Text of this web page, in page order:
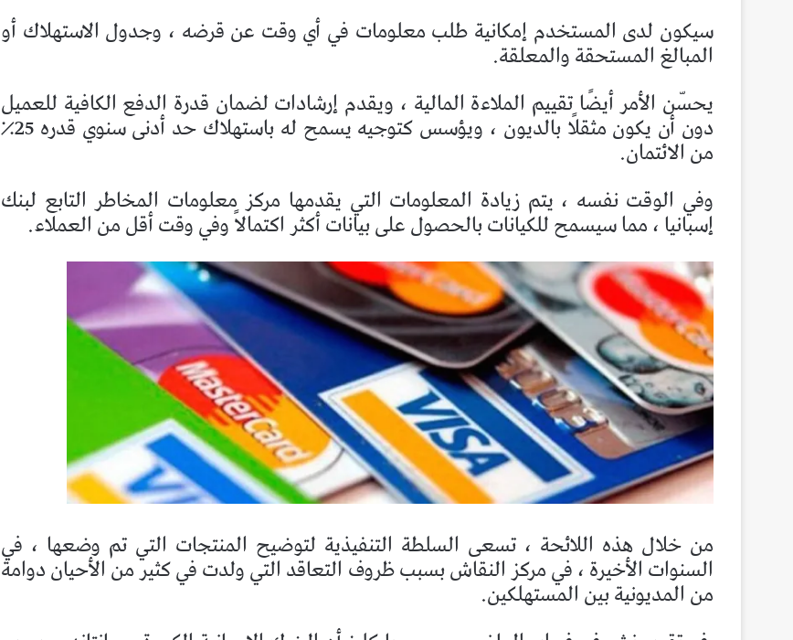
سيكون لدى المستخدم إمكانية طلب معلومات في أي وقت عن قرضه ، وجدول الاستهلاك أو
المبالغ المستحقة والمعلقة.
يحسّن الأمر أيضًا تقييم الملاءة المالية ، ويقدم إرشادات لضمان قدرة الدفع الكافية للعميل
دون أن يكون مثقلًا بالديون ، ويؤسس كتوجيه يسمح له باستهلاك حد أدنى سنوي قدره 25٪
من الائتمان.
وفي الوقت نفسه ، يتم زيادة المعلومات التي يقدمها مركز معلومات المخاطر التابع لبنك
إسبانيا ، مما سيسمح للكيانات بالحصول على بيانات أكثر اكتمالاً وفي وقت أقل من العملاء.
من خلال هذه اللائحة ، تسعى السلطة التنفيذية لتوضيح المنتجات التي تم وضعها ، في
السنوات الأخيرة ، في مركز النقاش بسبب ظروف التعاقد التي ولدت في كثير من الأحيان دوامة
من المديونية بين المستهلكين.